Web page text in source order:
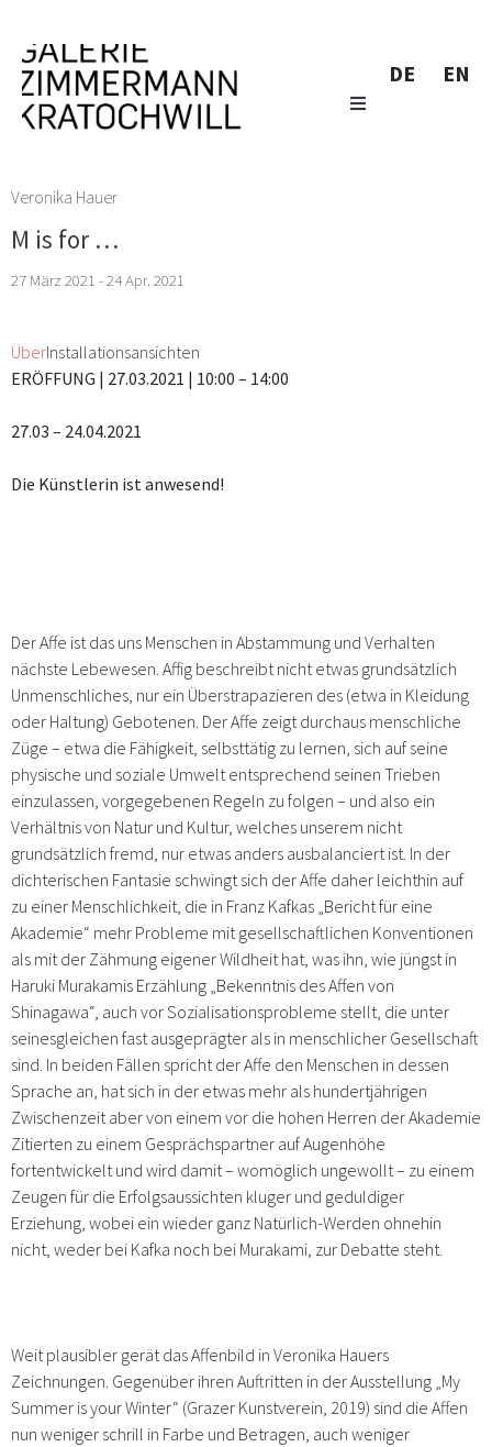
DE EN
Veronika Hauer
M is for …
27 März 2021 - 24 Apr. 2021
ÜberInstallationsansichten
ERÖFFUNG | 27.03.2021 | 10:00 – 14:00
27.03 – 24.04.2021
Die Künstlerin ist anwesend!
Der Affe ist das uns Menschen in Abstammung und Verhalten
nächste Lebewesen. Affig beschreibt nicht etwas grundsätzlich
Unmenschliches, nur ein Überstrapazieren des (etwa in Kleidung
oder Haltung) Gebotenen. Der Affe zeigt durchaus menschliche
Züge – etwa die Fähigkeit, selbsttätig zu lernen, sich auf seine
physische und soziale Umwelt entsprechend seinen Trieben
einzulassen, vorgegebenen Regeln zu folgen – und also ein
Verhältnis von Natur und Kultur, welches unserem nicht
grundsätzlich fremd, nur etwas anders ausbalanciert ist. In der
dichterischen Fantasie schwingt sich der Affe daher leichthin auf
zu einer Menschlichkeit, die in Franz Kafkas „Bericht für eine
Akademie“ mehr Probleme mit gesellschaftlichen Konventionen
als mit der Zähmung eigener Wildheit hat, was ihn, wie jüngst in
Haruki Murakamis Erzählung „Bekenntnis des Affen von
Shinagawa“, auch vor Sozialisationsprobleme stellt, die unter
seinesgleichen fast ausgeprägter als in menschlicher Gesellschaft
sind. In beiden Fällen spricht der Affe den Menschen in dessen
Sprache an, hat sich in der etwas mehr als hundertjährigen
Zwischenzeit aber von einem vor die hohen Herren der Akademie
Zitierten zu einem Gesprächspartner auf Augenhöhe
fortentwickelt und wird damit – womöglich ungewollt – zu einem
Zeugen für die Erfolgsaussichten kluger und geduldiger
Erziehung, wobei ein wieder ganz Natürlich-Werden ohnehin
nicht, weder bei Kafka noch bei Murakami, zur Debatte steht.
Weit plausibler gerät das Affenbild in Veronika Hauers
Zeichnungen. Gegenüber ihren Auftritten in der Ausstellung „My
Summer is your Winter“ (Grazer Kunstverein, 2019) sind die Affen
nun weniger schrill in Farbe und Betragen, auch weniger